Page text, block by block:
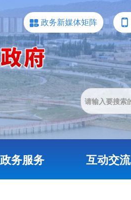
政务新媒体矩阵
政务服务 互动交流